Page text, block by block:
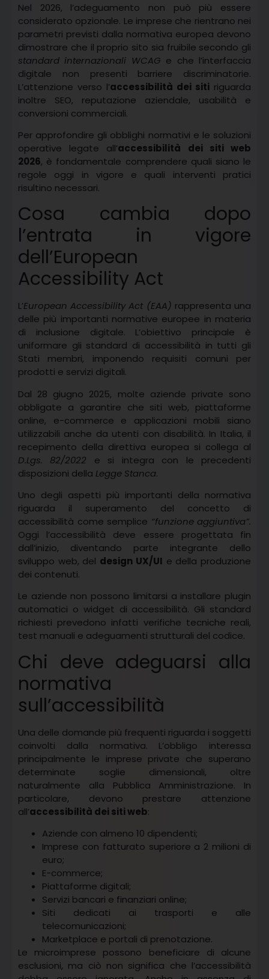
Nel 2026, l’adeguamento non può più essere
considerato opzionale. Le imprese che rientrano nei
parametri previsti dalla normativa europea devono
dimostrare che il proprio sito sia fruibile secondo gli
standard internazionali WCAG e che l’interfaccia
digitale non presenti barriere discriminatorie.
L’attenzione verso l’accessibilità dei siti riguarda
inoltre SEO, reputazione aziendale, usabilità e
conversioni commerciali.
Per approfondire gli obblighi normativi e le soluzioni
operative legate all’accessibilità dei siti web
2026, è fondamentale comprendere quali siano le
regole oggi in vigore e quali interventi pratici
risultino necessari.
Cosa cambia dopo
l’entrata in vigore
dell’European
Accessibility Act
L’European Accessibility Act (EAA) rappresenta una
delle più importanti normative europee in materia
di inclusione digitale. L’obiettivo principale è
uniformare gli standard di accessibilità in tutti gli
Stati membri, imponendo requisiti comuni per
prodotti e servizi digitali.
Dal 28 giugno 2025, molte aziende private sono
obbligate a garantire che siti web, piattaforme
online, e-commerce e applicazioni mobili siano
utilizzabili anche da utenti con disabilità. In Italia, il
recepimento della direttiva europea si collega al
D.Lgs. 82/2022 e si integra con le precedenti
disposizioni della Legge Stanca.
Uno degli aspetti più importanti della normativa
riguarda il superamento del concetto di
accessibilità come semplice “funzione aggiuntiva”.
Oggi l’accessibilità deve essere progettata fin
dall’inizio, diventando parte integrante dello
sviluppo web, del design UX/UI e della produzione
dei contenuti.
Le aziende non possono limitarsi a installare plugin
automatici o widget di accessibilità. Gli standard
richiesti prevedono infatti verifiche tecniche reali,
test manuali e adeguamenti strutturali del codice.
Chi deve adeguarsi alla
normativa
sull’accessibilità
Una delle domande più frequenti riguarda i soggetti
coinvolti dalla normativa. L’obbligo interessa
principalmente le imprese private che superano
determinate soglie dimensionali, oltre
naturalmente alla Pubblica Amministrazione. In
particolare, devono prestare attenzione
all’accessibilità dei siti web:
Aziende con almeno 10 dipendenti;
Imprese con fatturato superiore a 2 milioni di
euro;
E-commerce;
Piattaforme digitali;
Servizi bancari e finanziari online;
Siti dedicati ai trasporti e alle
telecomunicazioni;
Marketplace e portali di prenotazione.
Le microimprese possono beneficiare di alcune
esclusioni, ma ciò non significa che l’accessibilità